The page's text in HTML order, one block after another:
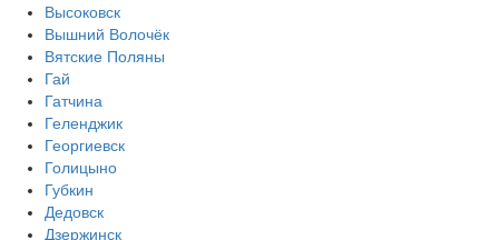
Высоковск
Вышний Волочёк
Вятские Поляны
Гай
Гатчина
Геленджик
Георгиевск
Голицыно
Губкин
Дедовск
Дзержинск